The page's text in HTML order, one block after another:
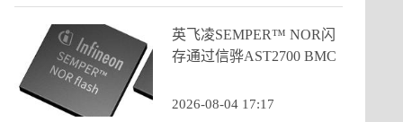
英飞凌SEMPER™ NOR闪
存通过信骅AST2700 BMC
2026-08-04 17:17